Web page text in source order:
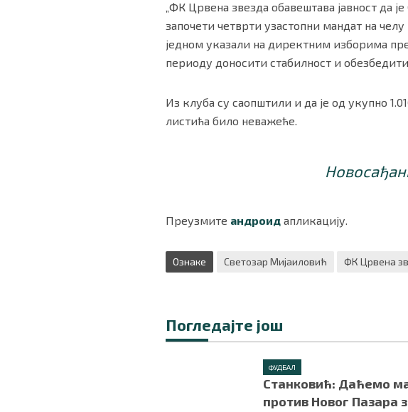
„ФК Црвена звезда обавештава јавност да
започети четврти узастопни мандат на
једном указали на директним изборима
периоду доносити стабилност и
Из клуба су саопштили и да је од укупно
листића било неважеће.
Преузмите андроид апликацију.
Ознаке Светозар Мијаиловић ФК Црвена
Погледајте још
ФУДБАЛ
Станковић: Даћемо
против Новог Пазара
ПРАТИТЕ НАС